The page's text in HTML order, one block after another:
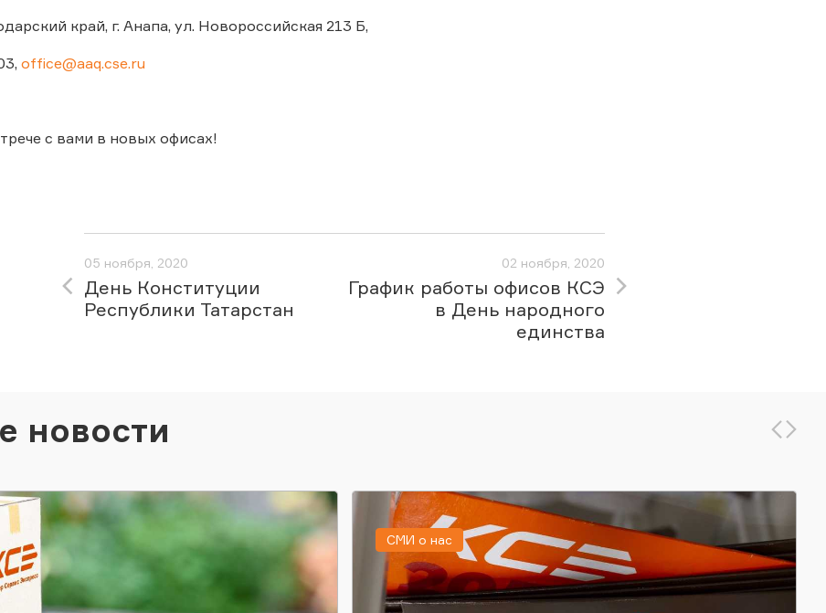
край, г. Анапа, ул. Новороссийская 213 Б,
office@aaq.cse.ru
с вами в новых офисах!
05 ноября, 2020
День Конституции
Республики Татарстан
02 ноября, 2020
График работы офисов КСЭ
в День народного
единства
новости
СМИ о нас